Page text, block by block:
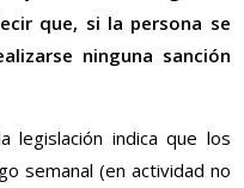
que, si la persona se
ninguna sanción
legislación indica que los
semanal (en actividad no